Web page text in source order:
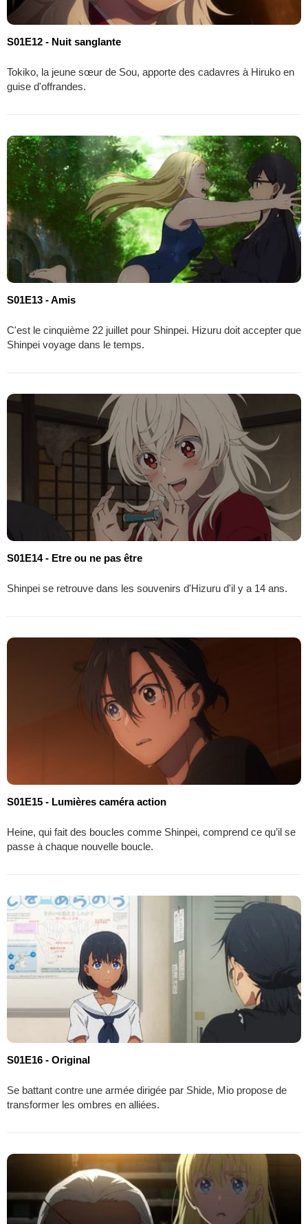
S01E12 - Nuit sanglante
Tokiko, la jeune sœur de Sou, apporte des cadavres à Hiruko en
guise d'offrandes.
S01E13 - Amis
C'est le cinquième 22 juillet pour Shinpei. Hizuru doit accepter que
Shinpei voyage dans le temps.
S01E14 - Etre ou ne pas être
Shinpei se retrouve dans les souvenirs d'Hizuru d'il y a 14 ans.
S01E15 - Lumières caméra action
Heine, qui fait des boucles comme Shinpei, comprend ce qu’il se
passe à chaque nouvelle boucle.
S01E16 - Original
Se battant contre une armée dirigée par Shide, Mio propose de
transformer les ombres en alliées.